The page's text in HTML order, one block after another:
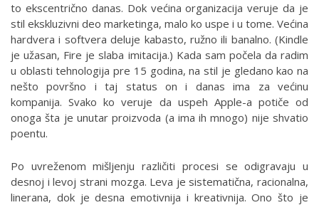
to ekscentrično danas. Dok većina organizacija veruje da je
stil ekskluzivni deo marketinga, malo ko uspe i u tome. Većina
hardvera i softvera deluje kabasto, ružno ili banalno. (Kindle
je užasan, Fire je slaba imitacija.) Kada sam počela da radim
u oblasti tehnologija pre 15 godina, na stil je gledano kao na
nešto površno i taj status on i danas ima za većinu
kompanija. Svako ko veruje da uspeh Apple-a potiče od
onoga šta je unutar proizvoda (a ima ih mnogo) nije shvatio
poentu.
Po uvreženom mišljenju različiti procesi se odigravaju u
desnoj i levoj strani mozga. Leva je sistematična, racionalna,
linerana, dok je desna emotivnija i kreativnija. Ono što je